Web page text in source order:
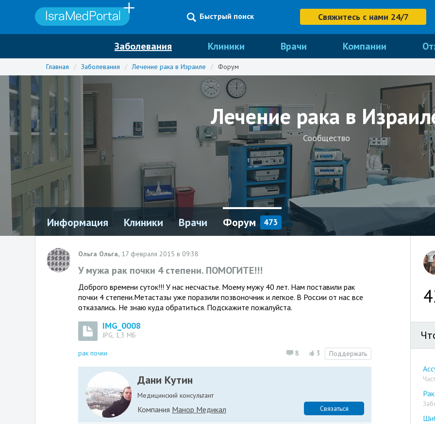
Быстрый поиск Свяжитесь с нами 24/7
Заболевания Клиники Врачи Компании
Главная / Заболевания / Лечение рака в Израиле / Форум
Лечение рака в
Сообщество
Информация Клиники Врачи Форум 473
Ольга Ольга, 17 февраля 2015 в 09:38
У мужа рак почки 4 степени. ПОМОГИТЕ!!!
Доброго времени суток!!! У нас несчастье. Моему мужу 40 лет. Нам поставили рак
почки 4 степени.Метастазы уже поразили позвоночник и легкое. В России от нас все
отказались. Не знаю куда обратиться. Подскажите пожалуйста.
IMG_0008
JPG, 1,3 МБ
8 3 Поддержать
рак почки
Дани Кутин
Медицинский консультант
Компания Манор Медикал Связаться